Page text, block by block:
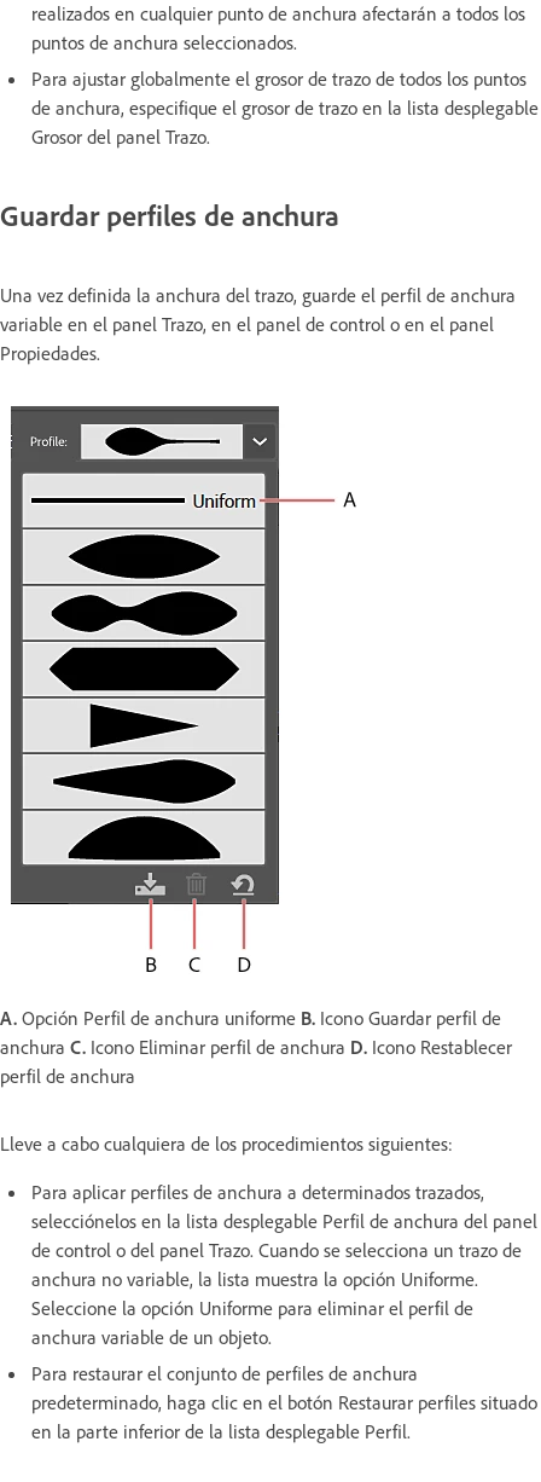
realizados en cualquier punto de anchura afectarán a todos los
puntos de anchura seleccionados.
Para ajustar globalmente el grosor de trazo de todos los puntos
de anchura, especifique el grosor de trazo en la lista desplegable
Grosor del panel Trazo.
Guardar perfiles de anchura
Una vez definida la anchura del trazo, guarde el perfil de anchura
variable en el panel Trazo, en el panel de control o en el panel
Propiedades.
A. Opción Perfil de anchura uniforme B. Icono Guardar perfil de
anchura C. Icono Eliminar perfil de anchura D. Icono Restablecer
perfil de anchura
Lleve a cabo cualquiera de los procedimientos siguientes:
Para aplicar perfiles de anchura a determinados trazados,
selecciónelos en la lista desplegable Perfil de anchura del panel
de control o del panel Trazo. Cuando se selecciona un trazo de
anchura no variable, la lista muestra la opción Uniforme.
Seleccione la opción Uniforme para eliminar el perfil de
anchura variable de un objeto.
Para restaurar el conjunto de perfiles de anchura
predeterminado, haga clic en el botón Restaurar perfiles situado
en la parte inferior de la lista desplegable Perfil.